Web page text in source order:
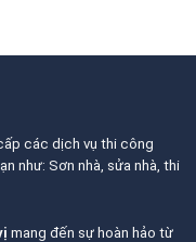
các dịch vụ thi công
như: Sơn nhà, sửa nhà, thi
mang đến sự hoàn hảo từ